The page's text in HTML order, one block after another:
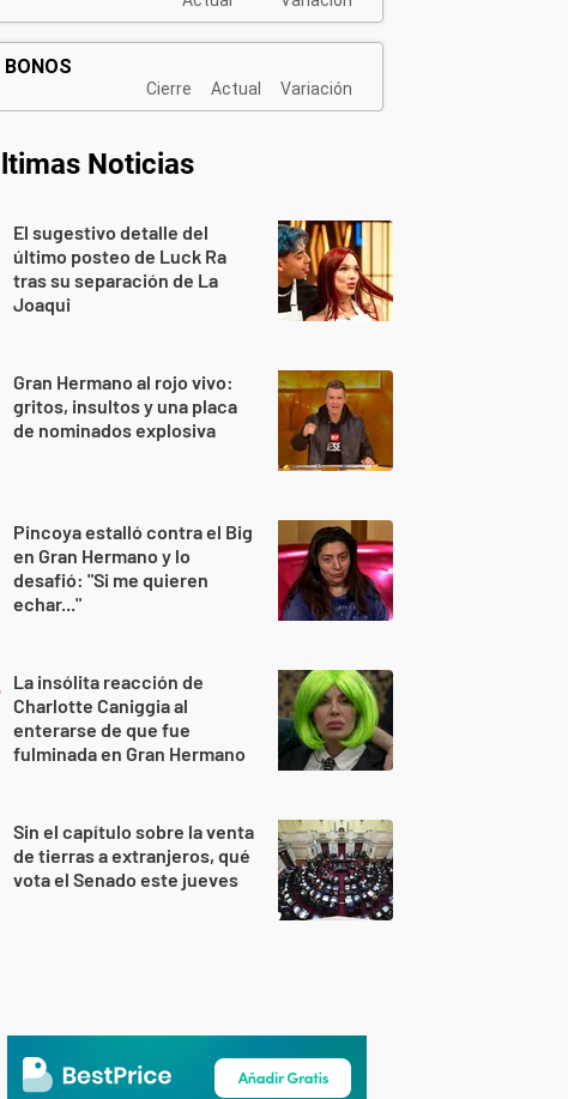
Noticias
El sugestivo detalle del
último posteo de Luck Ra
tras su separación de La
Joaqui
Gran Hermano al rojo vivo:
gritos, insultos y una placa
de nominados explosiva
Pincoya estalló contra el Big
en Gran Hermano y lo
desafió: "Si me quieren
echar..."
La insólita reacción de
Charlotte Caniggia al
enterarse de que fue
fulminada en Gran Hermano
Sin el capítulo sobre la venta
de tierras a extranjeros, qué
vota el Senado este jueves